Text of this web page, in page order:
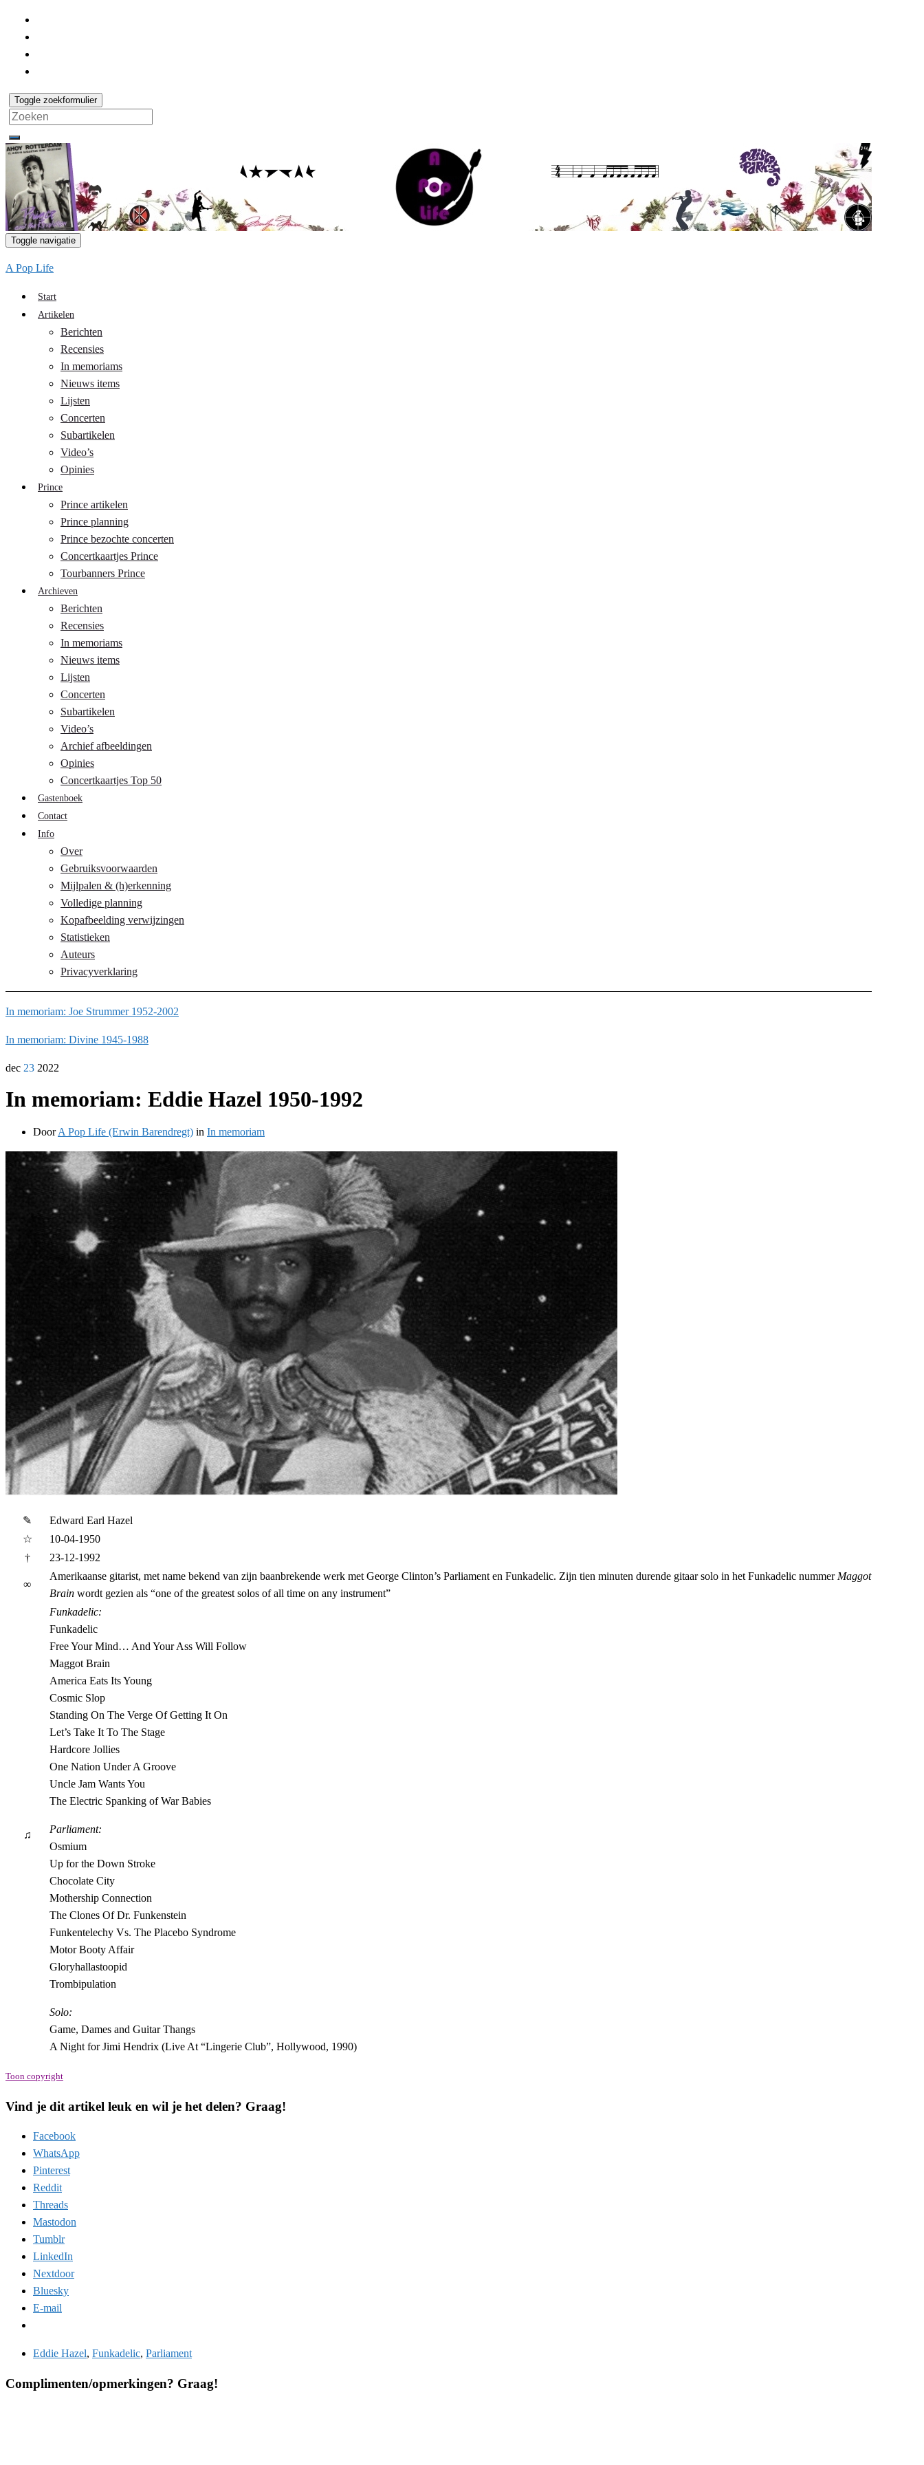
Toggle zoekformulier
Search
for:
Toggle navigatie
A Pop Life
Start
Artikelen
Berichten
Recensies
In memoriams
Nieuws items
Lijsten
Concerten
Subartikelen
Video’s
Opinies
Prince
Prince artikelen
Prince planning
Prince bezochte concerten
Concertkaartjes Prince
Tourbanners Prince
Archieven
Berichten
Recensies
In memoriams
Nieuws items
Lijsten
Concerten
Subartikelen
Video’s
Archief afbeeldingen
Opinies
Concertkaartjes Top 50
Gastenboek
Contact
Info
Over
Gebruiksvoorwaarden
Mijlpalen & (h)erkenning
Volledige planning
Kopafbeelding verwijzingen
Statistieken
Auteurs
Privacyverklaring
In memoriam: Joe Strummer 1952-2002
In memoriam: Divine 1945-1988
dec 23 2022
In memoriam: Eddie Hazel 1950-1992
DoorA Pop Life (Erwin Barendregt) in In memoriam
✎
Edward Earl Hazel
☆
10-04-1950
†
23-12-1992
∞
Amerikaanse gitarist, met name bekend van zijn baanbrekende werk met George Clinton’s Parliament en Funkadelic. Zijn tien minuten durende gitaar solo in het Funkadelic nummer Maggot
Brain wordt gezien als “one of the greatest solos of all time on any instrument”
♫
Funkadelic:
Funkadelic
Free Your Mind… And Your Ass Will Follow
Maggot Brain
America Eats Its Young
Cosmic Slop
Standing On The Verge Of Getting It On
Let’s Take It To The Stage
Hardcore Jollies
One Nation Under A Groove
Uncle Jam Wants You
The Electric Spanking of War Babies
Parliament:
Osmium
Up for the Down Stroke
Chocolate City
Mothership Connection
The Clones Of Dr. Funkenstein
Funkentelechy Vs. The Placebo Syndrome
Motor Booty Affair
Gloryhallastoopid
Trombipulation
Solo:
Game, Dames and Guitar Thangs
A Night for Jimi Hendrix (Live At “Lingerie Club”, Hollywood, 1990)
Toon copyright
Vind je dit artikel leuk en wil je het delen? Graag!
Facebook
WhatsApp
Pinterest
Reddit
Threads
Mastodon
Tumblr
LinkedIn
Nextdoor
Bluesky
E-mail
Eddie Hazel, Funkadelic, Parliament
Complimenten/opmerkingen? Graag!